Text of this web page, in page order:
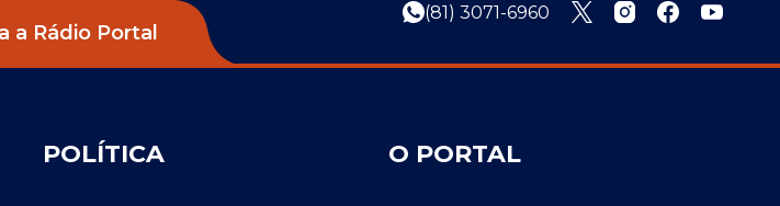
a Rádio Portal
(81) 3071-6960
POLÍTICA O PORTAL